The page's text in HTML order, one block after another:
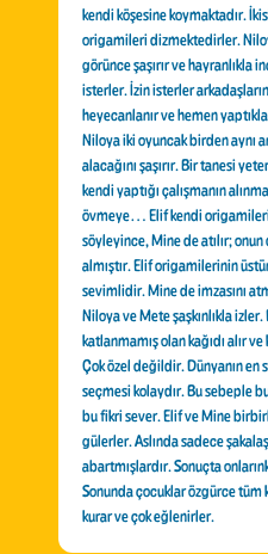
kendi köşesine koymaktadır.
origamileri dizmektedirler.
görünce şaşırır ve hayranlıkla
isterler. İzin isterler
heyecanlanır ve hemen
Niloya iki oyuncak birden aynı
alacağını şaşırır. Bir tanesi
kendi yaptığı çalışmanın
övmeye… Elif kendi
söyleyince, Mine de atılır;
almıştır. Elif origamilerinin
sevimlidir. Mine de imzasını
Niloya ve Mete şaşkınlıkla
katlanmamış olan kağıdı alır
Çok özel değildir. Dünyanın en
seçmesi kolaydır. Bu sebeple
bu fikri sever. Elif ve Mine
gülerler. Aslında sadece
abartmışlardır. Sonuçta
Sonunda çocuklar özgürce tüm
kurar ve çok eğlenirler.